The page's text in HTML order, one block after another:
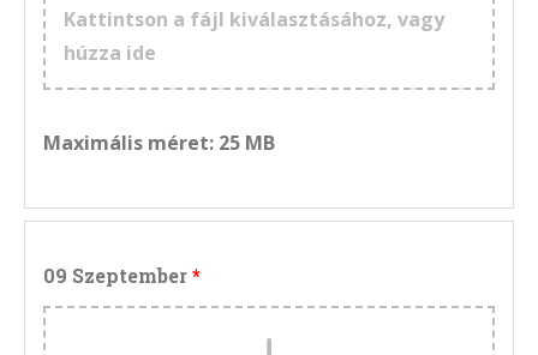
Kattintson a fájl kiválasztásához, vagy
húzza ide
Maximális méret: 25 MB
09 Szeptember